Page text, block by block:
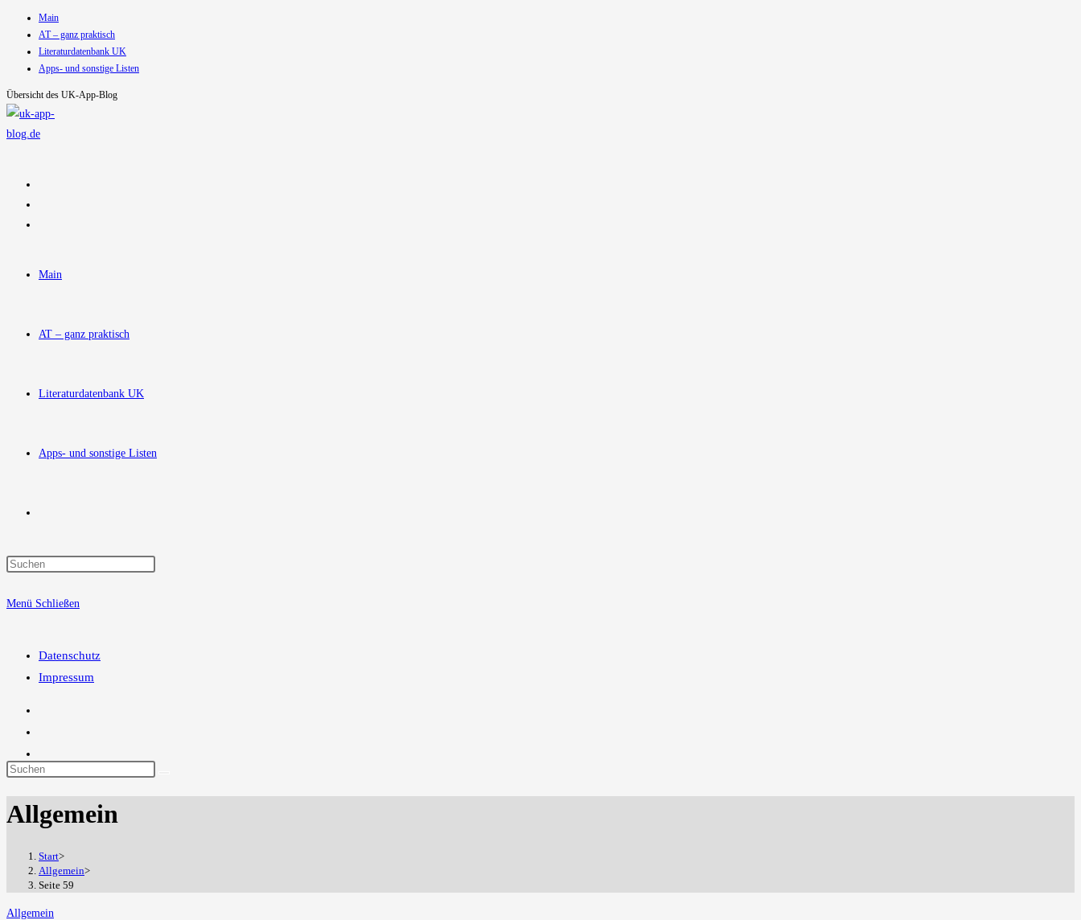
Inhalt
springen
Main
AT – ganz praktisch
Literaturdatenbank UK
Apps- und sonstige Listen
Übersicht des UK-App-Blog
Main
AT – ganz praktisch
Literaturdatenbank UK
Apps- und sonstige Listen
Suche
Menü Schließen
Datenschutz
Impressum
Diese
durchsuchen
Allgemein
Start>
Allgemein>
Seite 59
Allgemein